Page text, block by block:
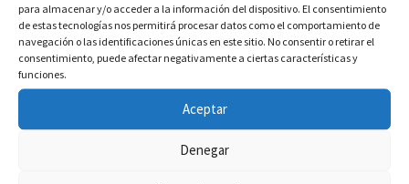
para almacenar y/o acceder a la información del dispositivo. El consentimiento
de estas tecnologías nos permitirá procesar datos como el comportamiento de
navegación o las identificaciones únicas en este sitio. No consentir o retirar el
consentimiento, puede afectar negativamente a ciertas características y
funciones.
Aceptar
Denegar